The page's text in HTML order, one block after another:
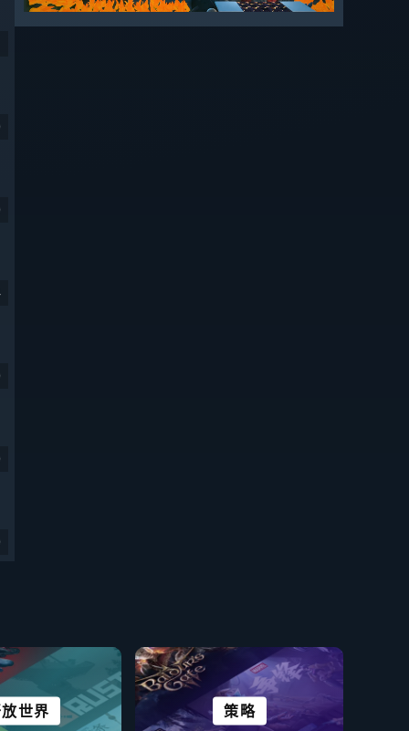
世界 策略
模拟 生存
冒险 休闲
开玩 角色扮演